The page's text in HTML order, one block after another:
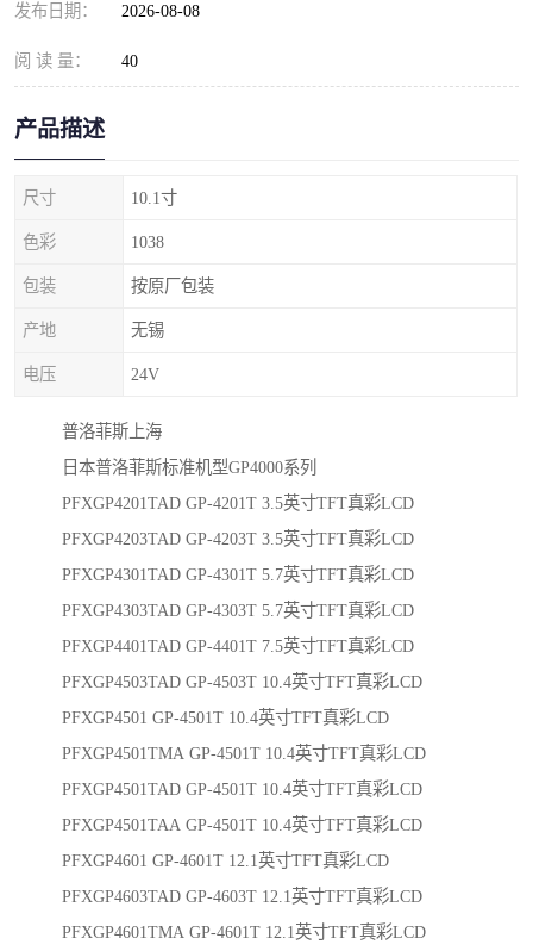
发布日期： 2026-08-08
阅 读 量： 40
产品描述
尺寸 10.1寸
色彩 1038
包装 按原厂包装
产地 无锡
电压 24V
普洛菲斯上海
日本普洛菲斯标准机型GP4000系列
PFXGP4201TAD GP-4201T 3.5英寸TFT真彩LCD
PFXGP4203TAD GP-4203T 3.5英寸TFT真彩LCD
PFXGP4301TAD GP-4301T 5.7英寸TFT真彩LCD
PFXGP4303TAD GP-4303T 5.7英寸TFT真彩LCD
PFXGP4401TAD GP-4401T 7.5英寸TFT真彩LCD
PFXGP4503TAD GP-4503T 10.4英寸TFT真彩LCD
PFXGP4501 GP-4501T 10.4英寸TFT真彩LCD
PFXGP4501TMA GP-4501T 10.4英寸TFT真彩LCD
PFXGP4501TAD GP-4501T 10.4英寸TFT真彩LCD
PFXGP4501TAA GP-4501T 10.4英寸TFT真彩LCD
PFXGP4601 GP-4601T 12.1英寸TFT真彩LCD
PFXGP4603TAD GP-4603T 12.1英寸TFT真彩LCD
PFXGP4601TMA GP-4601T 12.1英寸TFT真彩LCD